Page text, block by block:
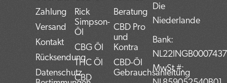
Die
Niederlande
Bank:
MwSt #:
Zahlung
Versand
Kontakt
Rücksendung
Datenschutz
Rick
Simpson-
Öl
CBG Öl
THC Öl
CBD
Beratung
CBD Pro
und
Kontra
CBD-Öl
Gebrauchsanleitung